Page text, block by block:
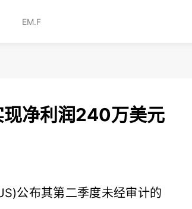
EM.F
净利润240万美元
公布其第二季度未经审计的